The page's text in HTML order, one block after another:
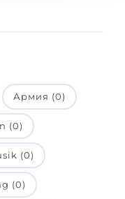
Армия (0)
(0)
(0)
(0)